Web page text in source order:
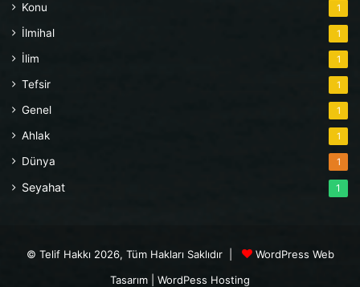
Konu 1
İlmihal 1
İlim 1
Tefsir 1
Genel 1
Ahlak 1
Dünya 1
Seyahat 1
© Telif Hakkı 2026, Tüm Hakları Saklıdır |
WordPress Web
Tasarım
WordPess Hosting